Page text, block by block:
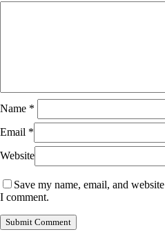
Name *
Email *
Website
Save my name, email, and
I comment.